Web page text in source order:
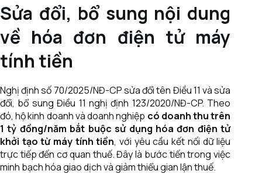
Sửa đổi, bổ sung nội dung
về hóa đơn điện tử máy
tính tiền
Nghị định số 70/2025/NĐ-CP sửa đổi tên Điều 11 và sửa
đổi, bổ sung Điều 11 nghị định 123/2020/NĐ-CP. Theo
đó, hộ kinh doanh và doanh nghiệp có doanh thu trên
1 tỷ đồng/năm bắt buộc sử dụng hóa đơn điện tử
khởi tạo từ máy tính tiền, với yêu cầu kết nối dữ liệu
trực tiếp đến cơ quan thuế. Đây là bước tiến trong việc
minh bạch hóa giao dịch và giảm thiểu gian lận thuế.